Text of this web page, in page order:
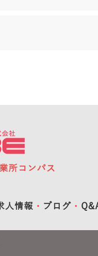
所 コンパス
人情報 ブログ